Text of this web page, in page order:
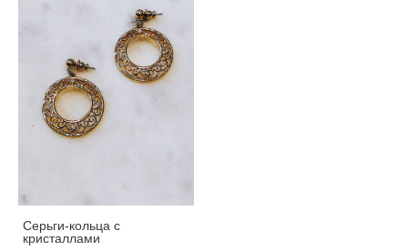
Серьги-кольца с
кристаллами